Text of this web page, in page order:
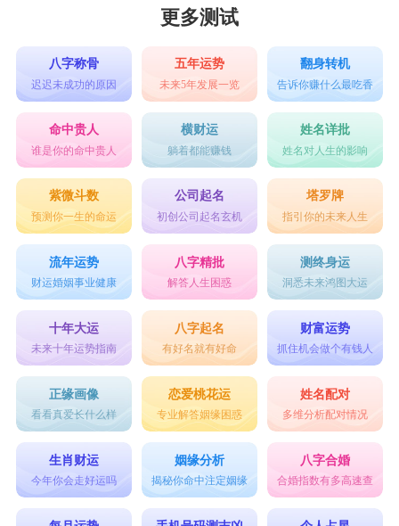
更多测试
八字称骨
迟迟未成功的原因
五年运势
未来5年发展一览
翻身转机
告诉你赚什么最吃香
命中贵人
谁是你的命中贵人
横财运
躺着都能赚钱
姓名详批
姓名对人生的影响
紫微斗数
预测你一生的命运
公司起名
初创公司起名玄机
塔罗牌
指引你的未来人生
流年运势
财运婚姻事业健康
八字精批
解答人生困惑
测终身运
洞悉未来鸿图大运
十年大运
未来十年运势指南
八字起名
有好名就有好命
财富运势
抓住机会做个有钱人
正缘画像
看看真爱长什么样
恋爱桃花运
专业解答姻缘困惑
姓名配对
多维分析配对情况
生肖财运
今年你会走好运吗
姻缘分析
揭秘你命中注定姻缘
八字合婚
合婚指数有多高速查